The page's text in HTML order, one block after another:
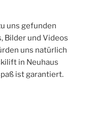
uns gefunden
Bilder und Videos
uns natürlich
in Neuhaus
ist garantiert.